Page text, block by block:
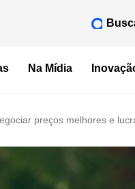
Na Mídia
preços melhores e